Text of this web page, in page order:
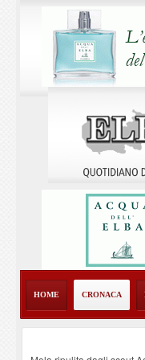
HOME CRONACA